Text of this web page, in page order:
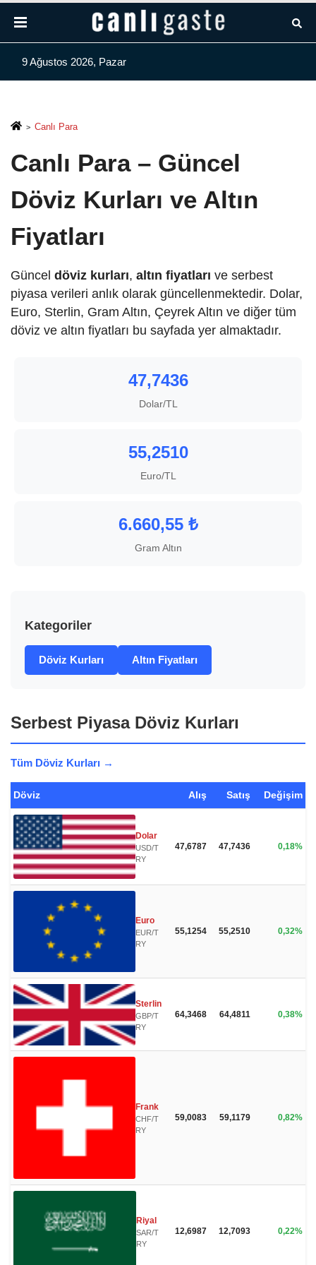
9 Ağustos 2026, Pazar
Canlı Para
Canlı Para – Güncel
Döviz Kurları ve Altın
Fiyatları
Güncel döviz kurları, altın fiyatları ve serbest
piyasa verileri anlık olarak güncellenmektedir. Dolar,
Euro, Sterlin, Gram Altın, Çeyrek Altın ve diğer tüm
döviz ve altın fiyatları bu sayfada yer almaktadır.
47,7436
Dolar/TL
55,2510
Euro/TL
6.660,55 ₺
Gram Altın
Kategoriler
Döviz Kurları Altın Fiyatları
Serbest Piyasa Döviz Kurları
Tüm Döviz Kurları →
Döviz Alış Satış Değişim
Dolar
USD/T
RY
47,6787 47,7436 0,18%
Euro
EUR/T
RY
55,1254 55,2510 0,32%
Sterlin
GBP/T
RY
64,3468 64,4811 0,38%
Frank
CHF/T
RY
59,0083 59,1179 0,82%
Riyal
SAR/T
RY
12,6987 12,7093 0,22%